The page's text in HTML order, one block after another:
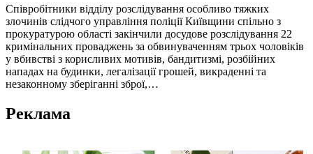
Співробітники відділу розслідування особливо тяжких
злочинів слідчого управління поліції Київщини спільно з
прокуратурою області закінчили досудове розслідування 22
кримінальних проваджень за обвинуваченням трьох чоловіків
у вбивстві з корисливих мотивів, бандитизмі, розбійних
нападах на будинки, легалізації грошей, викраденні та
незаконному зберіганні зброї,…
Реклама